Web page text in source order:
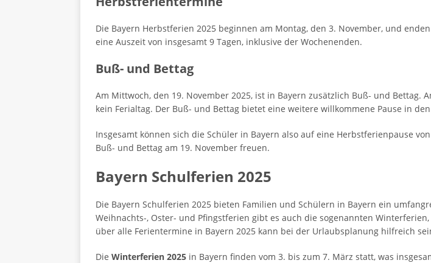
Die Bayern Herbstferien 2025 beginnen am Montag, den 3. November, und
eine Auszeit von insgesamt 9 Tagen, inklusive der Wochenenden.
Buß- und Bettag
Am Mittwoch, den 19. November 2025, ist in Bayern zusätzlich Buß- und
kein Ferialtag. Der Buß- und Bettag bietet eine weitere willkommene Pause in
Insgesamt können sich die Schüler in Bayern also auf eine Herbstferienpause
Buß- und Bettag am 19. November freuen.
Bayern Schulferien 2025
Die Bayern Schulferien 2025 bieten Familien und Schülern in Bayern ein
Weihnachts-, Oster- und Pfingstferien gibt es auch die sogenannten
über alle Ferientermine in Bayern 2025 kann bei der Urlaubsplanung hilfreich
Die Winterferien 2025 in Bayern finden vom 3. bis zum 7. März statt, was